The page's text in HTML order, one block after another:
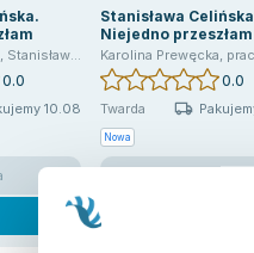
, Stanisława Celińska
0.0
10.08
Stanisława
Niejedno przeszłam
Karolina Prewęcka, praca
0.0
Twarda
Nowa